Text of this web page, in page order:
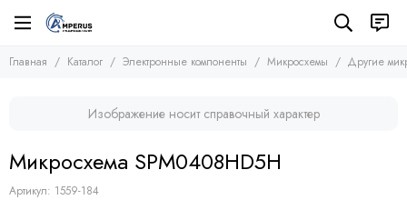
Электронные компоненты
Микросхемы
Микроконтроллеры
Другие микросхемы
Стабилизаторы
Транзисторы
Тиристоры и симисторы
Модули
Главная Каталог Электронные компоненты Микросхемы Другие
Изображение носит справочный характер
Микросхема SPM0408HD5H
Артикул: 1559-184